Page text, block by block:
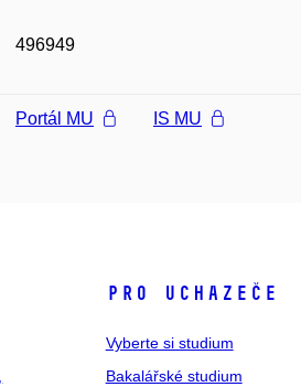
496949
Portál MU IS MU
Pro uchazeče
Vyberte si studium
Bakalářské studium